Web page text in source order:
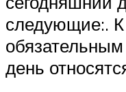
следующие:.
день